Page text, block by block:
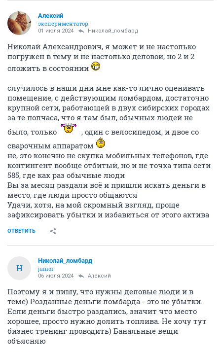
Алексий
экспериментатор
01 июля 2024 Николай_ломбард
Николай Александрович, я может и не настолько
погружен в тему и не настолько деловой, но 2 и 2
сложить в состоянии
случилось в наши дни мне как-то лично оценивать
помещение, с действующим ломбардом, достаточно
крупной сети, работающей в двух сибирских городах
за те полчаса, что я там был, обычных людей не
было, только
, один с велосипедом, и двое со
сварочным аппаратом
не, это конечно не скупка мобильных телефонов, где
контингент вообще отбитый, но и не точка типа сети
585, где как раз обычные люди
Вы за месяц раздали всё и пришли искать деньги в
место, где люди просто общаются
Удачи, хотя, на мой скромный взгляд, проще
зафиксировать убытки и избавиться от этого актива
ОТВЕТИТЬ
Н
Николай_ломбард
junior
06 июля 2024 Алексий
Поэтому я и пишу, что нужны деловые люди и в
теме) Розданные деньги ломбарда - это не убытки.
Если деньги быстро раздались, значит что место
хорошее, просто нужно долить топлива. Не хочу тут
бизнес тренинг проводить) Банальные вещи
объясняю